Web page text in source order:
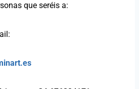
que seréis a: